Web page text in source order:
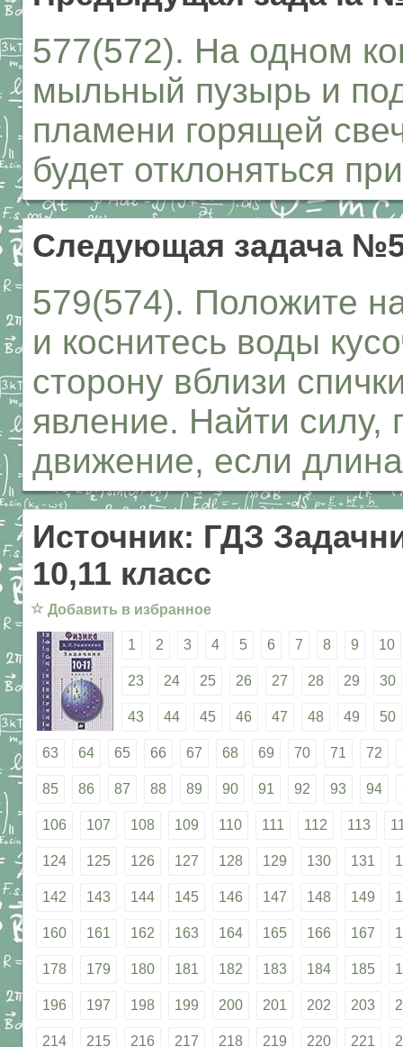
577(572). На одном
мыльный пузырь и
пламени горящей
будет отклоняться
Следующая задача
579(574). Положите
и коснитесь воды
сторону вблизи
явление. Найти силу,
движение, если
Источник: ГДЗ
10,11 класс
☆ Добавить в избранное
1 2 3 4 5 6 7 8 9 10
23 24 25 26 27 28 29 30
43 44 45 46 47 48 49 50
63 64 65 66 67 68 69 70 71 72
85 86 87 88 89 90 91 92 93 94
106 107 108 109 110 111 112 113
124 125 126 127 128 129 130 131
142 143 144 145 146 147 148 149
160 161 162 163 164 165 166 167
178 179 180 181 182 183 184 185
196 197 198 199 200 201 202 203
214 215 216 217 218 219 220 221